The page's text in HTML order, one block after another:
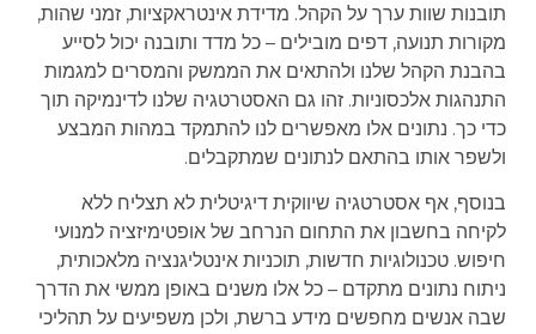
תובנות שוות ערך על הקהל. מדידת אינטראקציות, זמני שהות,
מקורות תנועה, דפים מובילים – כל מדד ותובנה יכול לסייע
בהבנת הקהל שלנו ולהתאים את הממשק והמסרים למגמות
התנהגות אלכסוניות. זהו גם האסטרטגיה שלנו לדינמיקה תוך
כדי כך. נתונים אלו מאפשרים לנו להתמקד במהות המבצע
ולשפר אותו בהתאם לנתונים שמתקבלים.
בנוסף, אף אסטרטגיה שיווקית דיגיטלית לא תצליח ללא
לקיחה בחשבון את התחום הנרחב של אופטימיזציה למנועי
חיפוש. טכנולוגיות חדשות, תוכניות אינטליגנציה מלאכותית,
ניתוח נתונים מתקדם – כל אלו משנים באופן ממשי את הדרך
שבה אנשים מחפשים מידע ברשת, ולכן משפיעים על תהליכי